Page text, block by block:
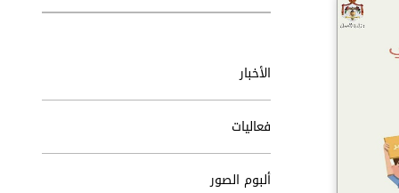
الأخبار
فعاليات
ألبوم الصور